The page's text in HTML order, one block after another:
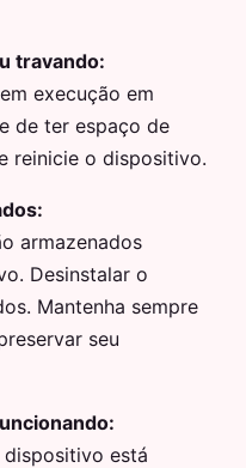
travando:
execução em
de ter espaço de
reinicie o dispositivo.
armazenados
Desinstalar o
Mantenha sempre
seu
está